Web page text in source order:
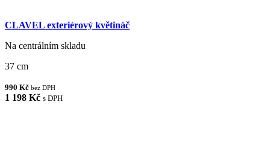
CLAVEL exteriérový květináč
Na centrálním skladu
37 cm
990 Kč bez DPH
1 198 Kč s DPH